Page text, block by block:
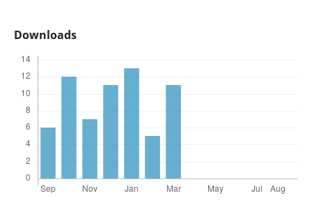
Downloads